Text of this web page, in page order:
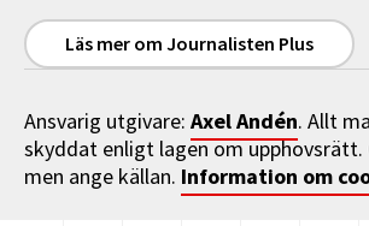
Läs mer om Journalisten Plus
Ansvarig utgivare: Axel Andén. Allt
skyddat enligt lagen om upphovsrätt.
men ange källan. Information om